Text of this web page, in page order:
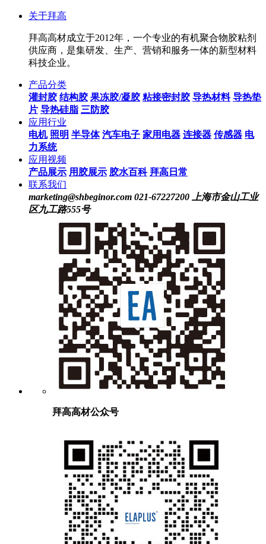
关于拜高
拜高高材成立于2012年，一个专业的有机聚合物胶粘剂
供应商，是集研发、生产、营销和服务一体的新型材料
科技企业。
产品分类
灌封胶 结构胶 果冻胶/凝胶 粘接密封胶 导热材料 导热垫
片 导热硅脂 三防胶
应用行业
电机 照明 半导体 汽车电子 家用电器 连接器 传感器 电
力系统
应用视频
产品展示 用胶展示 胶水百科 拜高日常
联系我们
marketing@shbeginor.com 021-67227200 上海市金山工业
区九工路555号
拜高高材公众号